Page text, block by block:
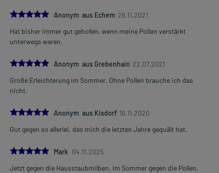
5.0Anonym aus Echem 26.11.2021
Hat bisher immer gut gehofen, wenn meine Pollen verstärkt
unterwegs waren.
5.0Anonym aus Grebenhain 22.07.2021
Große Erleichterung im Sommer. Ohne Pollen brauche ich das
nicht.
5.0Anonym aus Kisdorf 16.11.2020
Gut gegen so allerlei, das mich die letzten Jahre gequält hat.
5.0
Mark 04.11.2025
Jetzt gegen die Hausstaubmilben. Im Sommer gegen die Pollen.